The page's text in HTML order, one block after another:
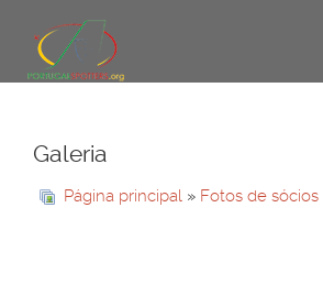
Galeria
Página principal » Fotos de sócios